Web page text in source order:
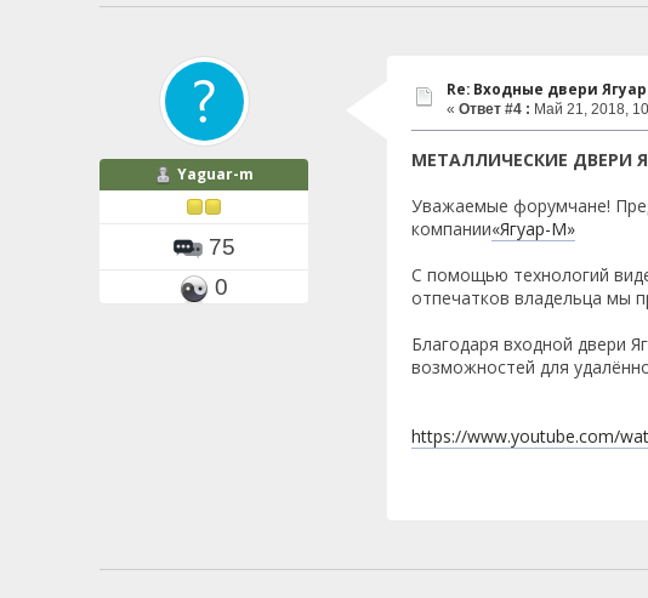
Yaguar-m
75
0
Re: Входные двери Ягуар
« Ответ #4 : Май 21, 2018,
МЕТАЛЛИЧЕСКИЕ ДВЕРИ
Уважаемые форумчане!
компании«Ягуар-М»
С помощью технологий
отпечатков владельца мы
Благодаря входной двери
возможностей для
https://www.youtube.com/